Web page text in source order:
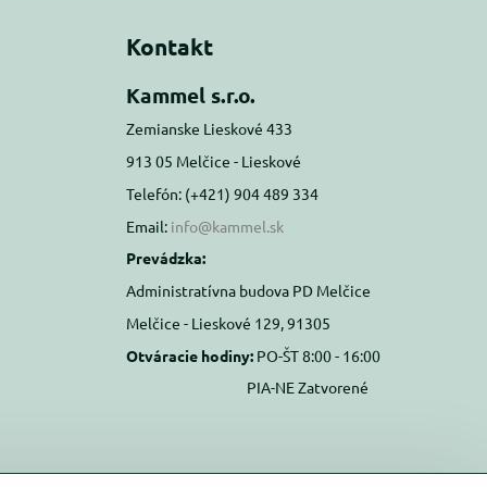
Kontakt
Kammel s.r.o.
Zemianske Lieskové 433
913 05 Melčice - Lieskové
Telefón: (+421) 904 489 334
Email: info@kammel.sk
Prevádzka:
Administratívna budova PD Melčice
Melčice - Lieskové 129, 91305
Otváracie hodiny: PO-ŠT 8:00 - 16:00
PIA-NE Zatvorené